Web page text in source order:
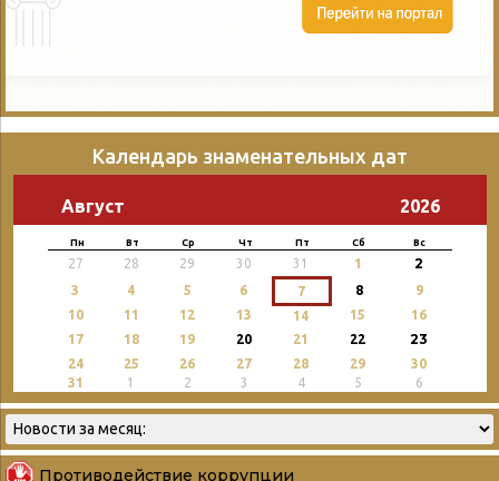
Календарь знаменательных дат
Август 2026
Пн Вт Ср Чт Пт Сб Вс
27 28 29 30 31 1 2
3 4 5 6 7 8
9
10
11 12 13 14 15
16
17
18 19 20 21 22 23
24 25 26 27 28 29
30
31
1 2 3 4 5 6
Противодействие коррупции